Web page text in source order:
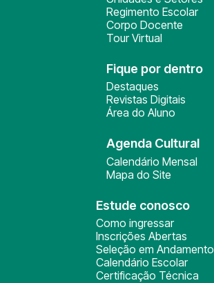
Regimento Escolar
Corpo Docente
Tour Virtual
Fique por dentro
Destaques
Revistas Digitais
Área do Aluno
Agenda Cultural
Calendário Mensal
Mapa do Site
Estude conosco
Como ingressar
Inscrições Abertas
Seleção em Andamento
Calendário Escolar
Certificação Técnica